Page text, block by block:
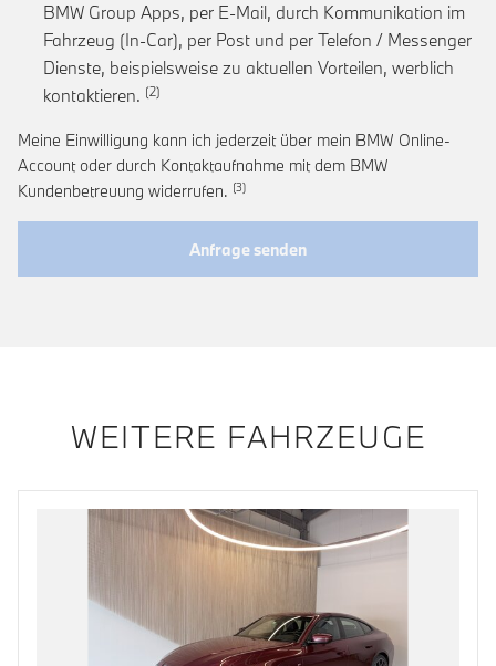
BMW Group Apps, per E-Mail, durch Kommunikation im
Fahrzeug (In-Car), per Post und per Telefon / Messenger
Dienste, beispielsweise zu aktuellen Vorteilen, werblich
kontaktieren. Link zur Fußnote: Einwilligung zur
Meine Einwilligung kann ich jederzeit über mein BMW Online-
Account oder durch Kontaktaufnahme mit dem BMW
Kundenbetreuung widerrufen. Link zur Fußnote: Widerruf der
Anfrage senden
WEITERE FAHRZEUGE